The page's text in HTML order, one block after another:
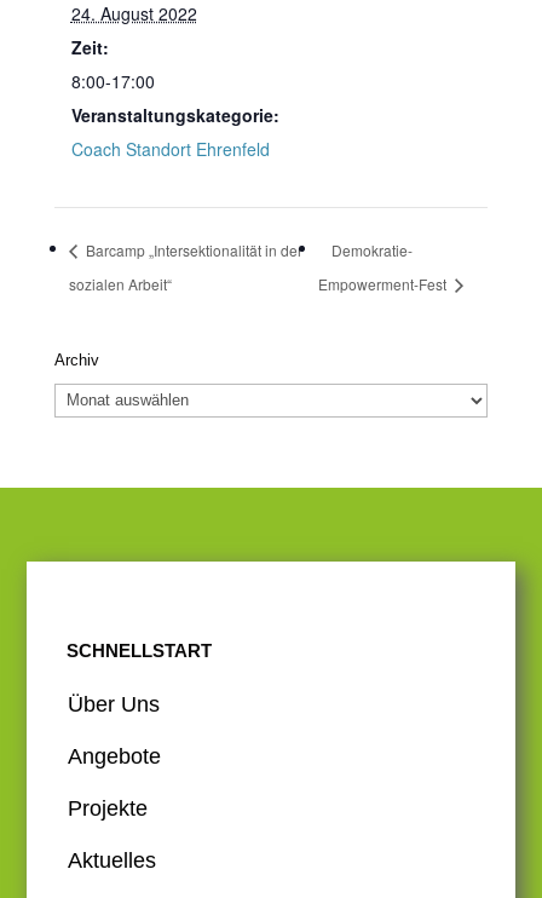
24. August 2022
Zeit:
8:00-17:00
Veranstaltungskategorie:
Coach Standort Ehrenfeld
Barcamp „Intersektionalität in der
sozialen Arbeit“
Demokratie-
Empowerment-Fest
Archiv
Archiv
SCHNELLSTART
Über Uns
Angebote
Projekte
Aktuelles